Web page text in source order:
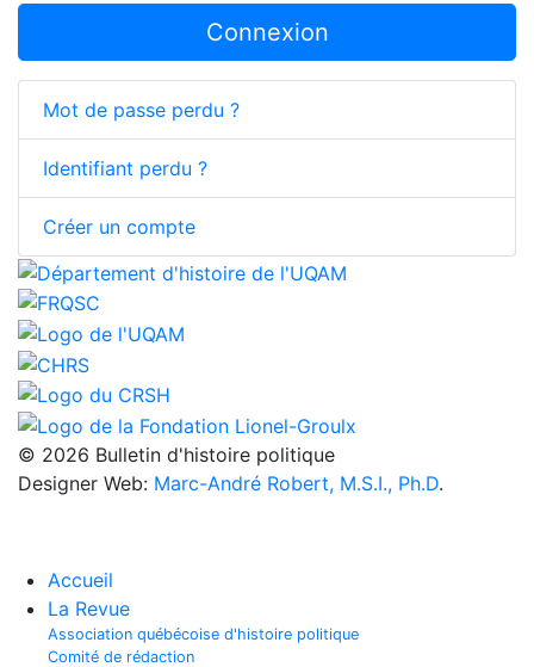
Connexion
Mot de passe perdu ?
Identifiant perdu ?
Créer un compte
© 2026 Bulletin d'histoire politique
Designer Web: Marc-André Robert, M.S.I., Ph.D.
Accueil
La Revue
Association québécoise d'histoire politique
Comité de rédaction